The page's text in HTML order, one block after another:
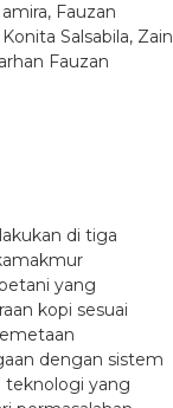
Fauzan
Salsabila, Zain
Fauzan
di tiga
yang
kopi sesuai
dengan sistem
teknologi yang